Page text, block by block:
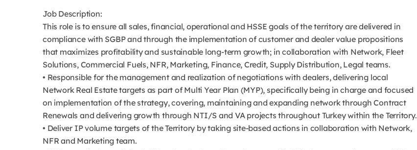
Job Description:
This role is to ensure all sales, financial, operational and HSSE goals of the territory are delivered in
compliance with SGBP and through the implementation of customer and dealer value propositions
that maximizes profitability and sustainable long-term growth; in collaboration with Network, Fleet
Solutions, Commercial Fuels, NFR, Marketing, Finance, Credit, Supply Distribution, Legal teams.
• Responsible for the management and realization of negotiations with dealers, delivering local
Network Real Estate targets as part of Multi Year Plan (MYP), specifically being in charge and focused
on implementation of the strategy, covering, maintaining and expanding network through Contract
Renewals and delivering growth through NTI/S and VA projects throughout Turkey within the Territory.
• Deliver IP volume targets of the Territory by taking site-based actions in collaboration with Network,
NFR and Marketing team.